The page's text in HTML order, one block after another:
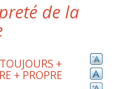
de la
+
+ PROPRE